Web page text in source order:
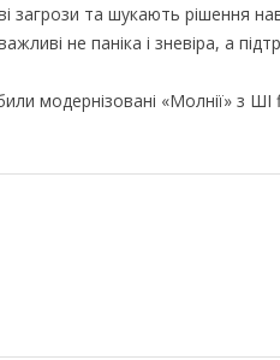
та шукають рішення
не паніка і зневіра, а
модернізовані «Молнії» з